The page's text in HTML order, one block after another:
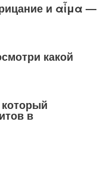
и αἷμα —
какой
в